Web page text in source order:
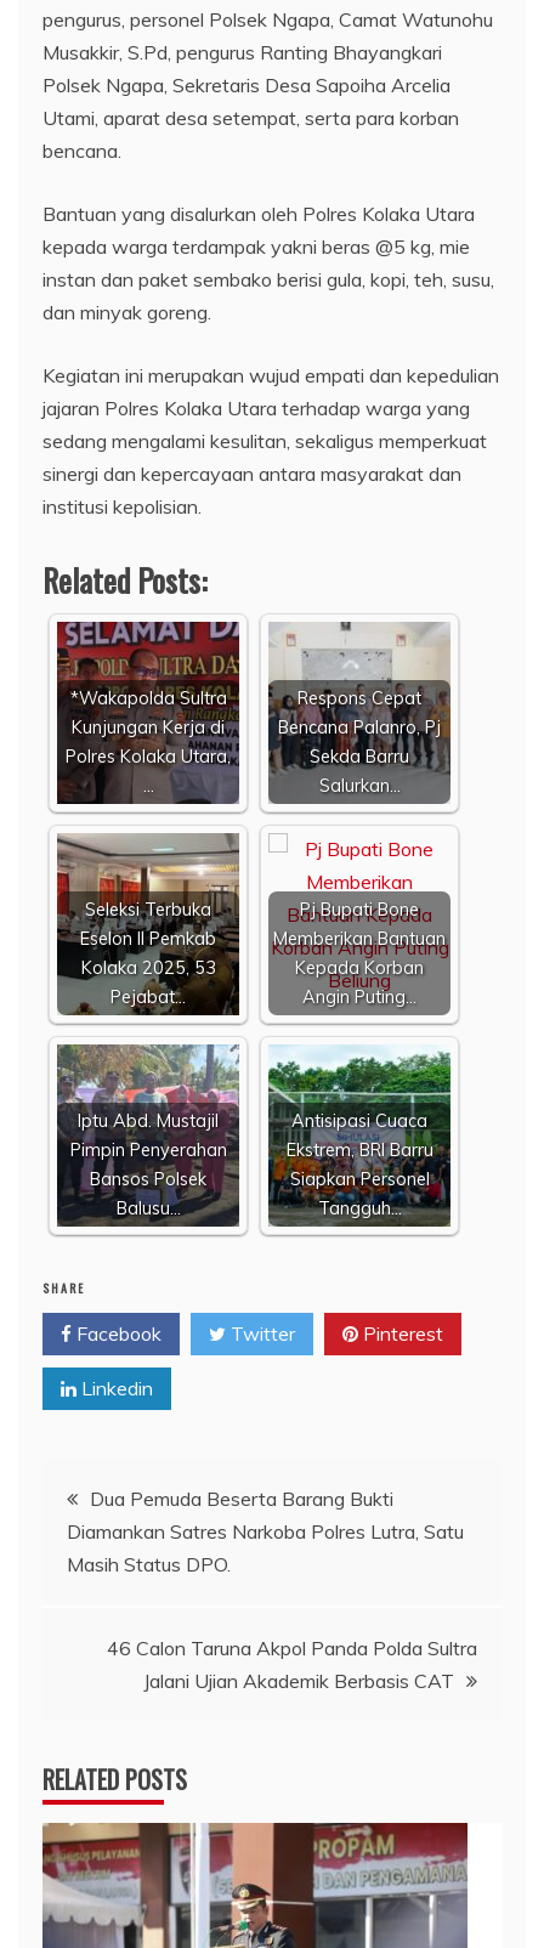
pengurus, personel Polsek Ngapa, Camat Watunohu
Musakkir, S.Pd, pengurus Ranting Bhayangkari
Polsek Ngapa, Sekretaris Desa Sapoiha Arcelia
Utami, aparat desa setempat, serta para korban
bencana.
Bantuan yang disalurkan oleh Polres Kolaka Utara
kepada warga terdampak yakni beras @5 kg, mie
instan dan paket sembako berisi gula, kopi, teh, susu,
dan minyak goreng.
Kegiatan ini merupakan wujud empati dan kepedulian
jajaran Polres Kolaka Utara terhadap warga yang
sedang mengalami kesulitan, sekaligus memperkuat
sinergi dan kepercayaan antara masyarakat dan
institusi kepolisian.
Related Posts:
*Wakapolda Sultra
Kunjungan Kerja di
Polres Kolaka Utara,
…
Respons Cepat
Bencana Palanro, Pj
Sekda Barru
Salurkan…
Seleksi Terbuka
Eselon II Pemkab
Kolaka 2025, 53
Pejabat…
Pj Bupati Bone
Memberikan Bantuan
Kepada Korban
Angin Puting…
​Iptu Abd. Mustajil
Pimpin Penyerahan
Bansos Polsek
Balusu…
Antisipasi Cuaca
Ekstrem, BRI Barru
Siapkan Personel
Tangguh…
SHARE
Facebook Twitter Pinterest
Linkedin
Navigasi
pos
Dua Pemuda Beserta Barang Bukti
Diamankan Satres Narkoba Polres Lutra, Satu
Masih Status DPO.
46 Calon Taruna Akpol Panda Polda Sultra
Jalani Ujian Akademik Berbasis CAT
RELATED POSTS